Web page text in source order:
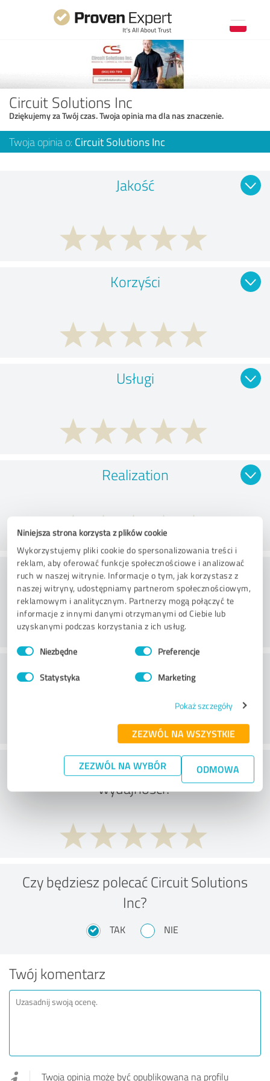
Niniejsza strona korzysta z plików cookie
Wykorzystujemy pliki cookie do spersonalizowania treści i
reklam, aby oferować funkcje społecznościowe i analizować
ruch w naszej witrynie. Informacje o tym, jak korzystasz z
naszej witryny, udostępniamy partnerom społecznościowym,
reklamowym i analitycznym. Partnerzy mogą połączyć te
informacje z innymi danymi otrzymanymi od Ciebie lub
uzyskanymi podczas korzystania z ich usług.
Wybór
zgody Niezbędne Preferencje
Statystyka Marketing
Pokaż szczegóły
ZEZWÓL NA WSZYSTKIE
ZEZWÓL NA WYBÓR ODMOWA
Circuit Solutions Inc
Dziękujemy za Twój czas. Twoja opinia ma dla nas znaczenie.
Twoja opinia o: Circuit Solutions Inc
Jakość
Korzyści
Usługi
Realization
Doradztwo
Obsługa klienta
Co sądzisz o stosunku ceny do
wydajności?
Czy będziesz polecać Circuit Solutions
Inc?
TAK NIE
Twój komentarz
Twoja opinia może być opublikowana na profilu